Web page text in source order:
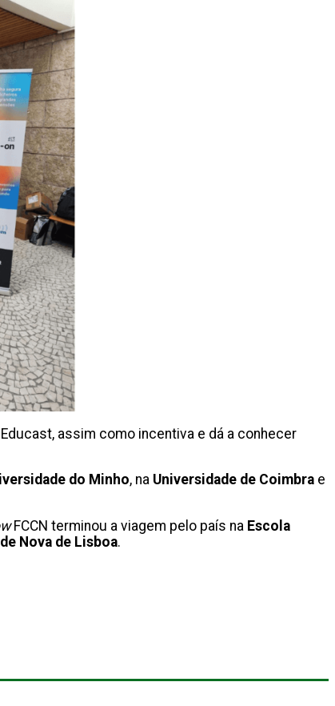
assim como incentiva e dá a conhecer
do Minho, na Universidade de Coimbra e
FCCN terminou a viagem pelo país na Escola
Nova de Lisboa.